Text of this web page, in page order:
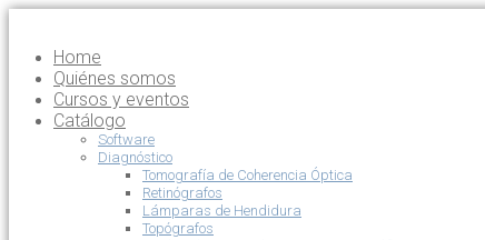
Home
Quiénes somos
Cursos y eventos
Catálogo
Software
Diagnóstico
Tomografía de Coherencia Óptica
Retinógrafos
Lámparas de Hendidura
Topógrafos